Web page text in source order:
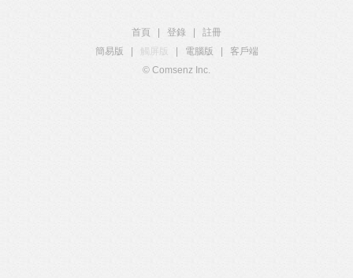
首頁 登錄
註冊
簡易版
觸屏版 電腦版
客戶端
© Comsenz Inc.